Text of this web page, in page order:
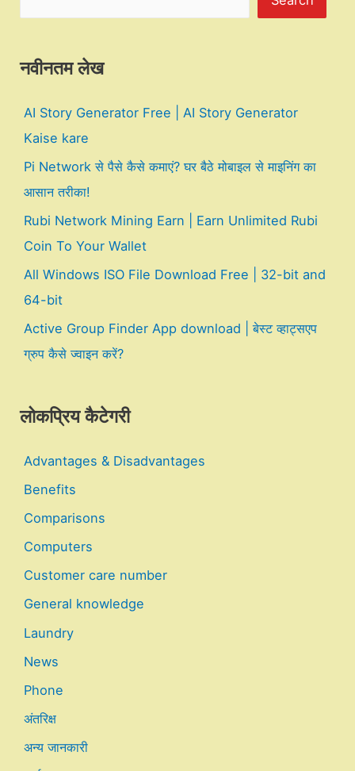
नवीनतम लेख
AI Story Generator Free | AI Story Generator
Kaise kare
Pi Network से पैसे कैसे कमाएं? घर बैठे मोबाइल से माइनिंग का
आसान तरीका!
Rubi Network Mining Earn | Earn Unlimited Rubi
Coin To Your Wallet
All Windows ISO File Download Free | 32-bit and
64-bit
Active Group Finder App download | बेस्ट व्हाट्सएप
ग्रुप कैसे ज्वाइन करें?
लोकप्रिय कैटेगरी
Advantages & Disadvantages
Benefits
Comparisons
Computers
Customer care number
General knowledge
Laundry
News
Phone
अंतरिक्ष
अन्य जानकारी